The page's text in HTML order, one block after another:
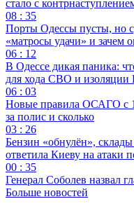
стало с
08 : 35
Порты Одессы пусты, но
«матросы удачи» и зачем
06 : 12
В Одессе дикая паника:
для хода СВО и
06 : 03
Новые правила ОСАГО с 1
за полис и сколько
03 : 26
Бензин «обнулён», склады
ответила Киеву на атаки
00 : 35
Генерал Соболев назвал
Больше новостей